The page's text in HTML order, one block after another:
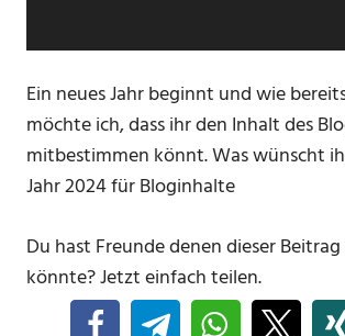
Ein neues Jahr beginnt und wie
möchte ich, dass ihr den Inhalt des
mitbestimmen könnt. Was wünscht
Jahr 2024 für Bloginhalte
Du hast Freunde denen dieser
könnte? Jetzt einfach teilen.